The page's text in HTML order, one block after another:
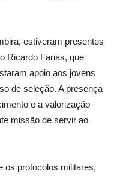
estiveram presentes
Ricardo Farias, que
apoio aos jovens
de seleção. A presença
e a valorização
missão de servir ao
os protocolos militares,